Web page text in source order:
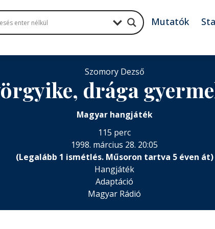
Mutatók
Szomory Dezső
drága
Magyar hangjáték
115 perc
1998. március 28. 20:05
(Legalább 1 ismétlés. Műsoron tartva 5 éven át)
Hangjáték
Adaptáció
Magyar Rádió